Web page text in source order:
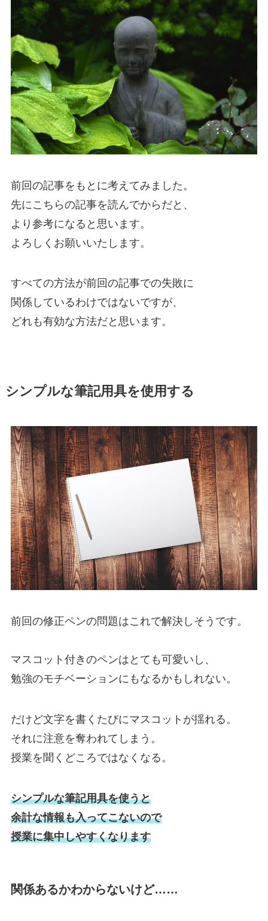
前回の記事をもとに考えてみました。
先にこちらの記事を読んでからだと、
より参考になると思います。
よろしくお願いいたします。
すべての方法が前回の記事での失敗に
関係しているわけではないですが、
どれも有効な方法だと思います。
シンプルな筆記用具を使用する
前回の修正ペンの問題はこれで解決しそうです。
マスコット付きのペンはとても可愛いし、
勉強のモチベーションにもなるかもしれない。
だけど文字を書くたびにマスコットが揺れる。
それに注意を奪われてしまう。
授業を聞くどころではなくなる。
シンプルな筆記用具を使うと
余計な情報も入ってこないので
授業に集中しやすくなります
関係あるかわからないけど……